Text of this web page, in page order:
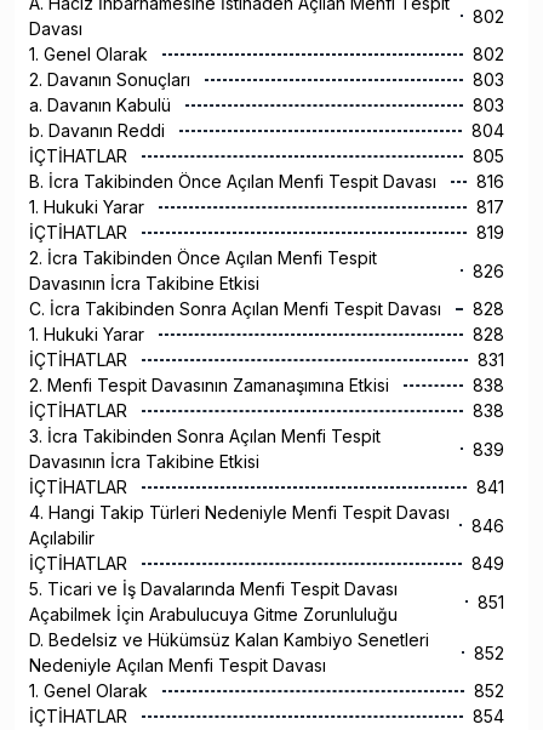
Davası
802
1. Genel Olarak
802
2. Davanın Sonuçları
803
a. Davanın Kabulü
803
b. Davanın Reddi
804
İÇTİHATLAR
805
B. İcra Takibinden Önce Açılan Menfi Tespit Davası
816
1. Hukuki Yarar
817
İÇTİHATLAR
819
2. İcra Takibinden Önce Açılan Menfi Tespit
Davasının İcra Takibine Etkisi
826
C. İcra Takibinden Sonra Açılan Menfi Tespit Davası
828
1. Hukuki Yarar
828
İÇTİHATLAR
831
2. Menfi Tespit Davasının Zamanaşımına Etkisi
838
İÇTİHATLAR
838
3. İcra Takibinden Sonra Açılan Menfi Tespit
Davasının İcra Takibine Etkisi
839
İÇTİHATLAR
841
4. Hangi Takip Türleri Nedeniyle Menfi Tespit Davası
Açılabilir
846
İÇTİHATLAR
849
5. Ticari ve İş Davalarında Menfi Tespit Davası
Açabilmek İçin Arabulucuya Gitme Zorunluluğu
851
D. Bedelsiz ve Hükümsüz Kalan Kambiyo Senetleri
Nedeniyle Açılan Menfi Tespit Davası
852
1. Genel Olarak
852
İÇTİHATLAR
854